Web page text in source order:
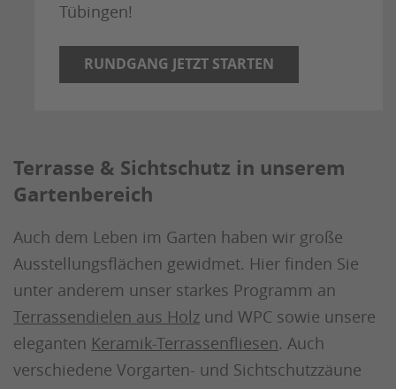
Tübingen!
RUNDGANG JETZT STARTEN
Terrasse & Sichtschutz in unserem
Gartenbereich
Auch dem Leben im Garten haben wir große
Ausstellungsflächen gewidmet. Hier finden Sie
unter anderem unser starkes Programm an
Terrassendielen aus Holz und WPC sowie unsere
eleganten Keramik-Terrassenfliesen. Auch
verschiedene Vorgarten- und Sichtschutzzäune